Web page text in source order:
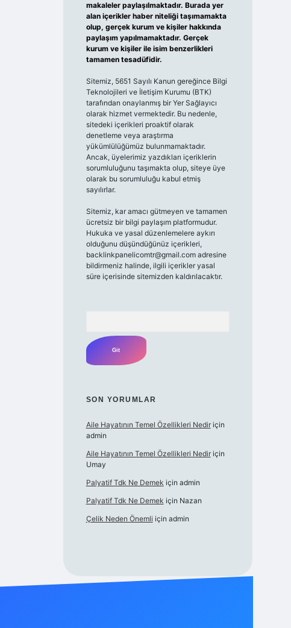
makaleler paylaşılmaktadır. Burada yer
alan içerikler haber niteliği taşımamakta
olup, gerçek kurum ve kişiler hakkında
paylaşım yapılmamaktadır. Gerçek
kurum ve kişiler ile isim benzerlikleri
tamamen tesadüfidir.
Sitemiz, 5651 Sayılı Kanun gereğince Bilgi
Teknolojileri ve İletişim Kurumu (BTK)
tarafından onaylanmış bir Yer Sağlayıcı
olarak hizmet vermektedir. Bu nedenle,
sitedeki içerikleri proaktif olarak
denetleme veya araştırma
yükümlülüğümüz bulunmamaktadır.
Ancak, üyelerimiz yazdıkları içeriklerin
sorumluluğunu taşımakta olup, siteye üye
olarak bu sorumluluğu kabul etmiş
sayılırlar.
Sitemiz, kar amacı gütmeyen ve tamamen
ücretsiz bir bilgi paylaşım platformudur.
Hukuka ve yasal düzenlemelere aykırı
olduğunu düşündüğünüz içerikleri,
backlinkpanelicomtr@gmail.comadresine
bildirmeniz halinde, ilgili içerikler yasal
süre içerisinde sitemizden kaldırılacaktır.
SON YORUMLAR
Aile Hayatının Temel Özellikleri Nediriçin
admin
Aile Hayatının Temel Özellikleri Nediriçin
Umay
Palyatif Tdk Ne Demek için admin
Palyatif Tdk Ne Demek için Nazan
Çelik Neden Önemli için admin